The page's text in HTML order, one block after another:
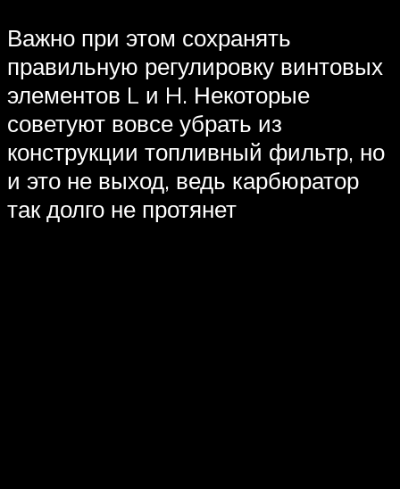
Важно при этом сохранять
правильную регулировку винтовых
элементов L и H. Некоторые
советуют вовсе убрать из
конструкции топливный фильтр, но
и это не выход, ведь карбюратор
так долго не протянет